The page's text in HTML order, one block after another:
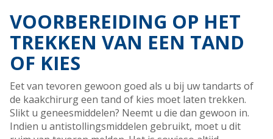
VOORBEREIDING OP HET
TREKKEN VAN EEN TAND
OF KIES
Eet van tevoren gewoon goed als u bij uw tandarts of
de kaakchirurg een tand of kies moet laten trekken.
Slikt u geneesmiddelen? Neemt u die dan gewoon in.
Indien u antistollingsmiddelen gebruikt, moet u dit